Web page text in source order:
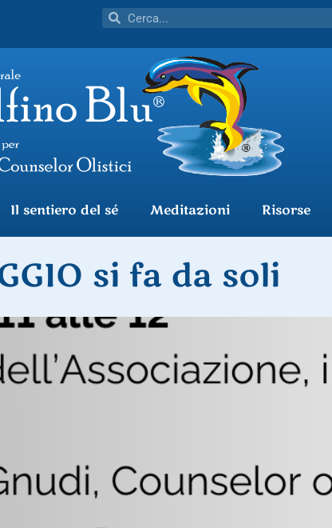
Il sentiero del sé Meditazioni Risorse
si fa da soli